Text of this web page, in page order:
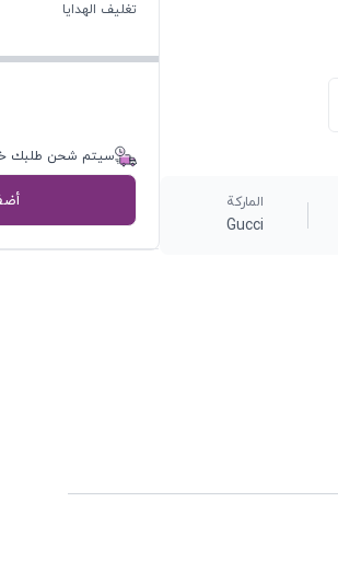
الماركة
Gucci
تغليف الهدايا
سيتم شحن طلبك خلال 36